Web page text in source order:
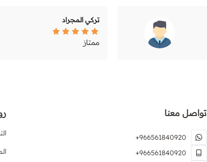
تركي المجراد
ممتاز
تواصل معنا
+966561840920
+966561840920